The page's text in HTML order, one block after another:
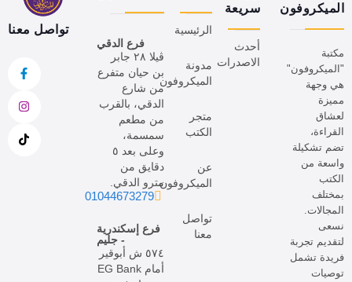
الميكروفون
مكتبة
"الميكروفون"
هي وجهة
مميزة
لعشاق
القراءة،
تضم تشكيلة
واسعة من
الكتب
بمختلف
المجالات.
نسعى
لتقديم تجربة
فريدة تشمل
توصيات
سريعة
أحدث
الاصدرات
الرئيسية
مدونة
الميكروفون
متجر
الكتب
عن
الميكروفون
تواصل
معنا
فرع الدقي
ڤيلا ٢٨ جابر
بن حيان متفرع
من شارع
الدقي، بالقرب
من مطعم
سمسمة،
وعلى بعد ٥
دقايق من
مترو الدقي.
01044673279
فرع إسكندرية
- جليم
٥٧٤ ش أبوقير
أمام EG Bank
تواصل معنا